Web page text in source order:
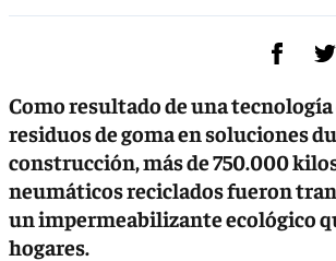
Como resultado de una
residuos de goma en soluciones
construcción, más de 750.000
neumáticos reciclados fueron
un impermeabilizante ecológico
hogares.